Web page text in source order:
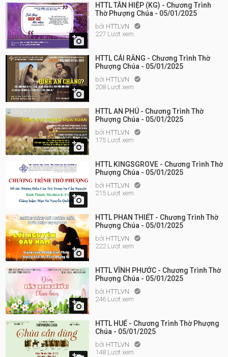

HTTL TÂN HIỆP (KG) - Chương Trình
Thờ Phượng Chúa - 05/01/2025
bởi HTTLVN 
227 Lượt xem

HTTL CÁI RĂNG - Chương Trình Thờ
Phượng Chúa - 05/01/2025
bởi HTTLVN 
208 Lượt xem

HTTL AN PHÚ - Chương Trình Thờ
Phượng Chúa - 05/01/2025
bởi HTTLVN 
175 Lượt xem

HTTL KINGSGROVE - Chương Trình Thờ
Phượng Chúa - 05/01/2025
bởi HTTLVN 
215 Lượt xem

HTTL PHAN THIẾT - Chương Trình Thờ
Phượng Chúa - 05/01/2025
bởi HTTLVN 
222 Lượt xem

HTTL VĨNH PHƯỚC - Chương Trình Thờ
Phượng Chúa - 05/01/2025
bởi HTTLVN 
246 Lượt xem
HTTL HUẾ - Chương Trình Thờ Phượng
Chúa - 05/01/2025
bởi HTTLVN 
148 Lượt xem